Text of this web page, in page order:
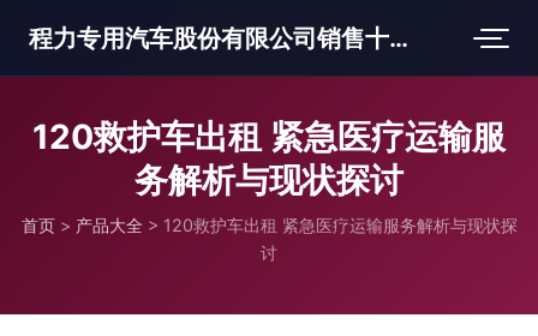
程力专用汽车股份有限公司销售十三分公司
120救护车出租 紧急医疗运输服
务解析与现状探讨
首页 > 产品大全 > 120救护车出租 紧急医疗运输服务解析与现状探
讨